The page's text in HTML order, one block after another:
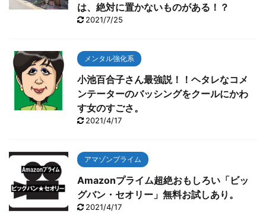
は、絶対に置かないものがある！？
2021/7/25
メンタル強化系
小池百合子さん最強説！！ヘタレなコメ
ンテーターのバッシングをクールにかわ
す女のすごさ。
2021/4/17
アマゾンプライム
Amazonプライム超絶おもしろい「ビッ
グバン・セオリー」無料お試しあり。
2021/4/17